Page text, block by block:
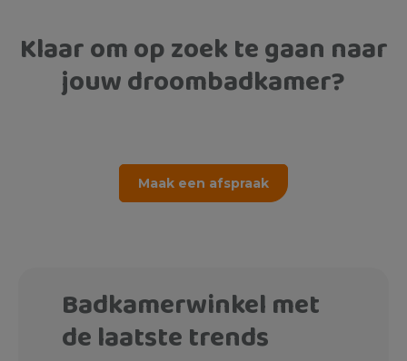
Klaar om op zoek te gaan naar
jouw droombadkamer?
Maak een afspraak
Badkamerwinkel met
de laatste trends